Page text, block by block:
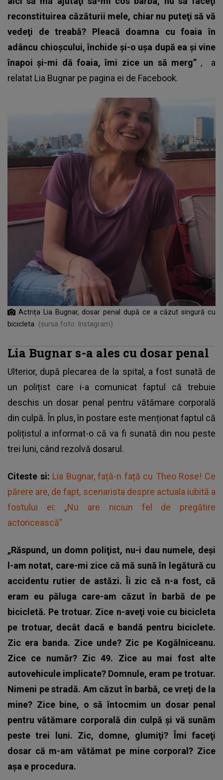
reconstituirea căzăturii mele, chiar nu puteţi să vă
vedeţi de treabă? Pleacă doamna cu foaia în
adâncu chioşcului, închide şi-o uşa după ea şi vine
înapoi şi-mi dă foaia, îmi zice un să merg” , a
relatat Lia Bugnar pe pagina ei de Facebook.
Actrița Lia Bugnar, dosar penal după ce a căzut singură cu
bicicleta
(sursa foto: Instagram)
Lia Bugnar s-a ales cu dosar penal
Ulterior, după plecarea de la spital, a fost sunată de
un polițist care i-a comunicat faptul că trebuie
deschis un dosar penal pentru vătămare corporală
din culpă. În plus, în postare este menționat faptul că
polițistul a informat-o că va fi sunată din nou peste
trei luni, când rezolvă dosarul.
Citeste si: Lia Bugnar, față-n față cu Theo Rose! Ce
părere are, de fapt, scenarista despre actuala iubită a
fostului ei: „Nu are niciun fel de pregătire
actoricească”
„Răspund, un domn poliţist, nu-i dau numele, deşi
l-am notat, care-mi zice că mă sună în legătură cu
accidentu rutier de astăzi. Îi zic că n-a fost, că
eram eu păluga care-am căzut în barbă de pe
bicicletă. Pe trotuar. Zice n-aveţi voie cu bicicleta
pe trotuar, decât dacă e bandă pentru biciclete.
Zic era banda. Zice unde? Zic pe Kogălniceanu.
Zice ce număr? Zic 49. Zice au mai fost alte
autovehicule implicate? Domnule, eram pe trotuar.
Nimeni pe stradă. Am căzut în barbă, ce vreţi de la
mine? Zice bine, o să întocmim un dosar penal
pentru vătămare corporală din culpă şi vă sunăm
peste trei luni. Zic, domne, glumiţi? Îmi faceţi
dosar că m-am vătămat pe mine corporal? Zice
aşa e procedura.